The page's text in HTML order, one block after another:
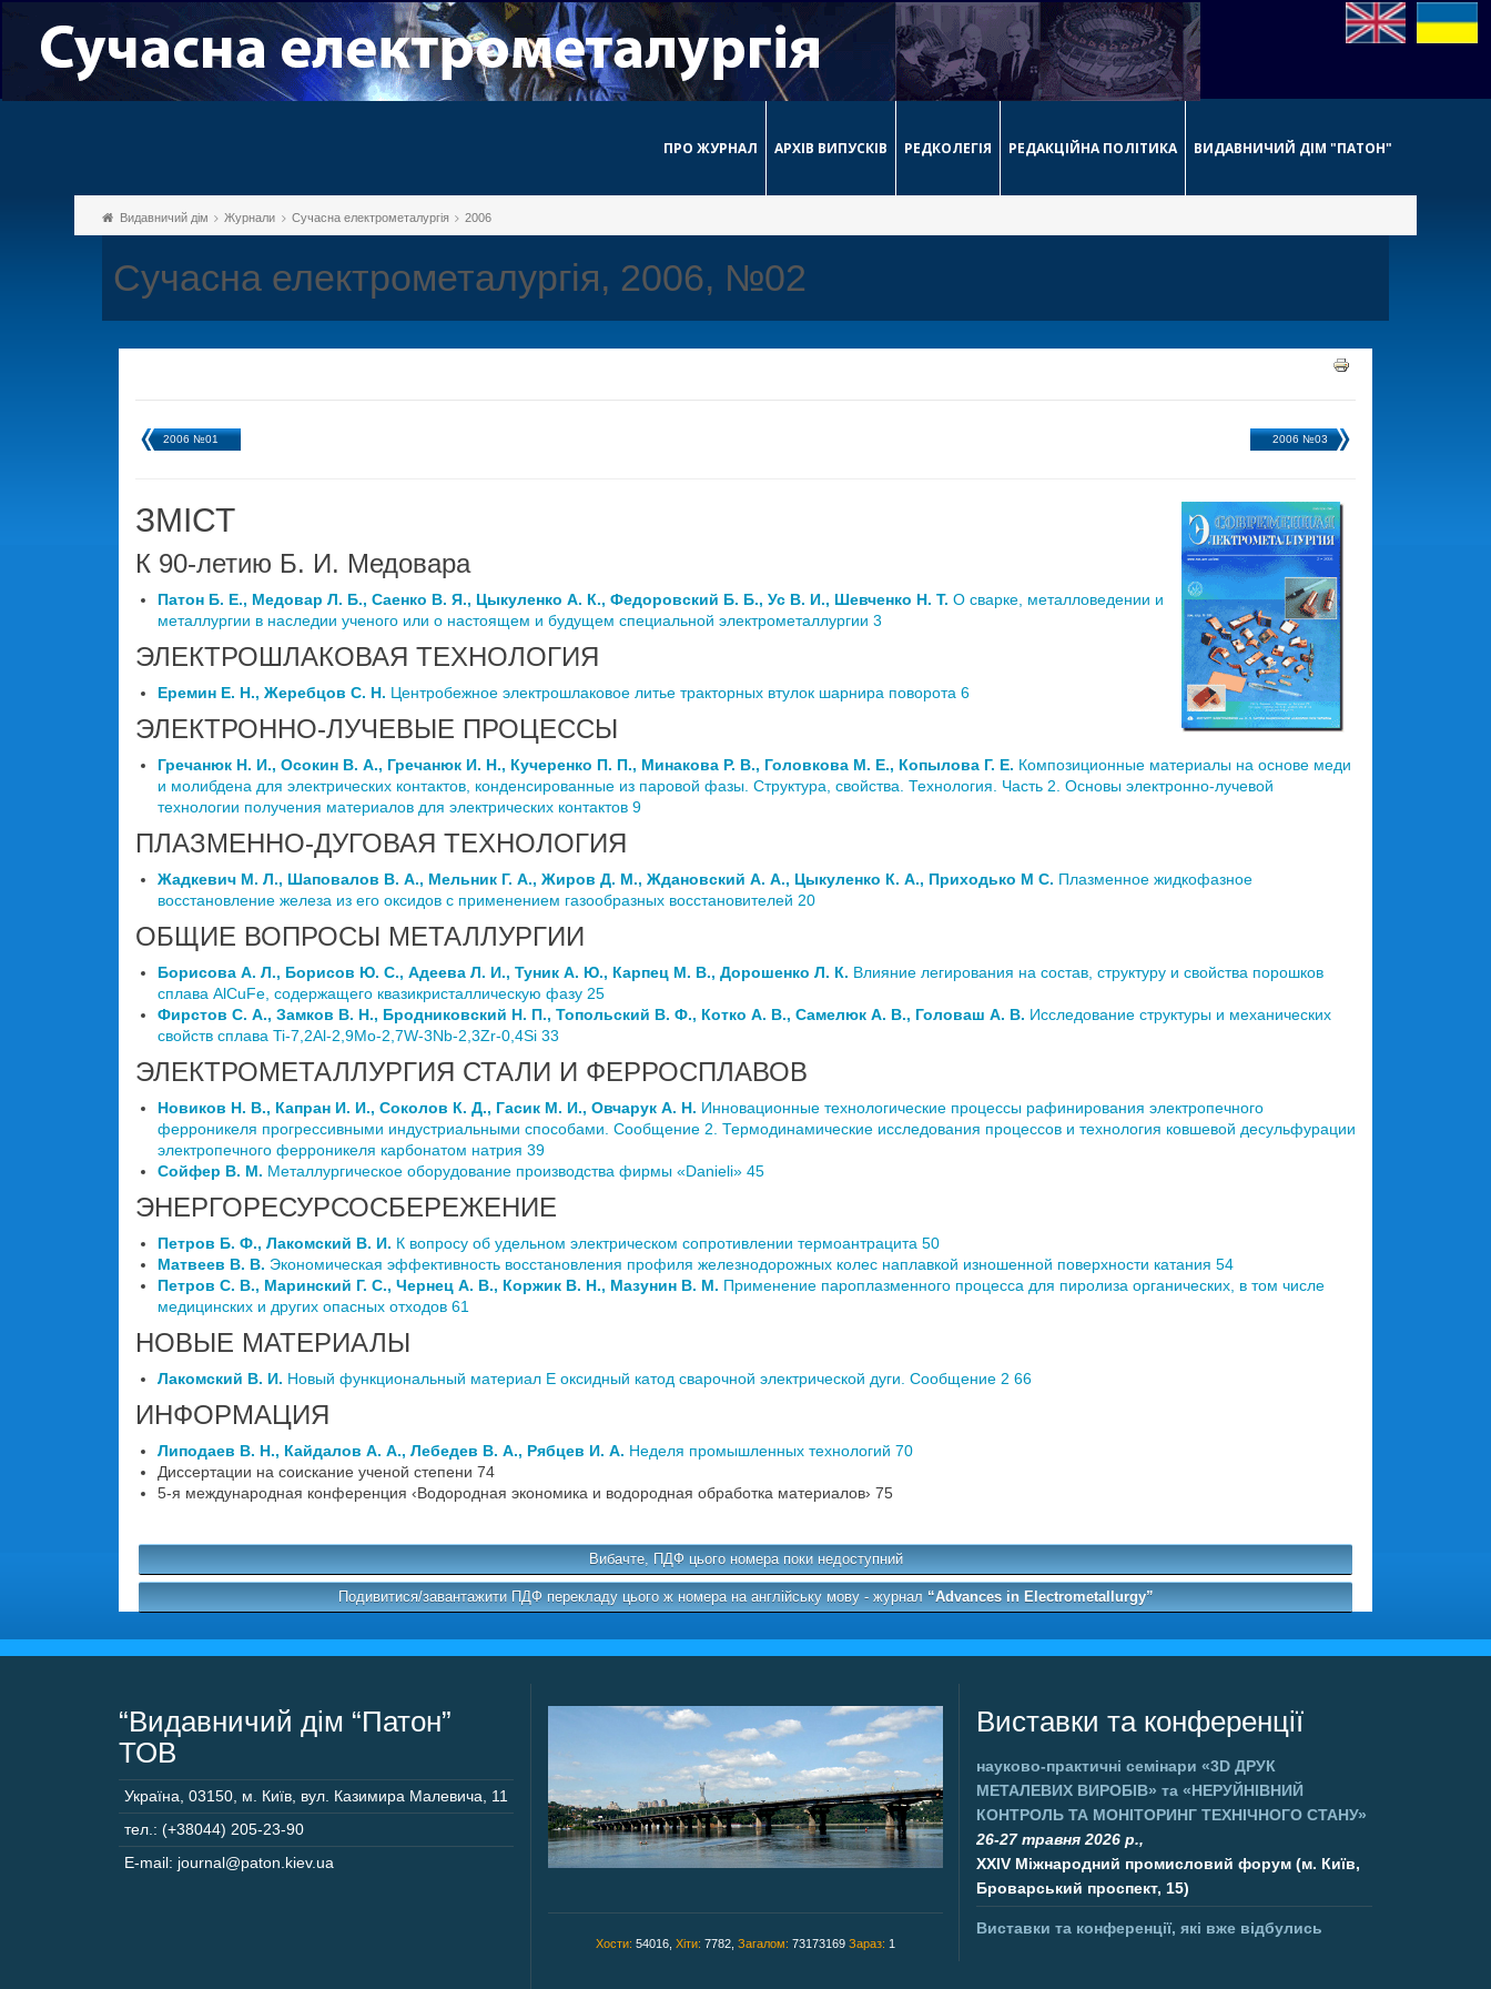
ПРО ЖУРНАЛ АРХІВ ВИПУСКІВ РЕДКОЛЕГІЯ РЕДАКЦІЙНА ПОЛІТИКА ВИДАВНИЧИЙ ДІМ "ПАТОН"
Видавничий дім Журнали Сучасна електрометалургія 2006
Сучасна електрометалургія, 2006, №02
2006 №01 2006 №03
ЗМІСТ
К 90-летию Б. И. Медовара
Патон Б. Е., Медовар Л. Б., Саенко В. Я., Цыкуленко А. К., Федоровский Б. Б., Ус В. И., Шевченко Н. Т. О сварке, металловедении и
металлургии в наследии ученого или о настоящем и будущем специальной электрометаллургии 3
ЭЛЕКТРОШЛАКОВАЯ ТЕХНОЛОГИЯ
Еремин Е. Н., Жеребцов С. Н. Центробежное электрошлаковое литье тракторных втулок шарнира поворота 6
ЭЛЕКТРОННО-ЛУЧЕВЫЕ ПРОЦЕССЫ
Гречанюк Н. И., Осокин В. А., Гречанюк И. Н., Кучеренко П. П., Минакова Р. В., Головкова М. Е., Копылова Г. Е. Композиционные материалы на основе меди
и молибдена для электрических контактов, конденсированные из паровой фазы. Структура, свойства. Технология. Часть 2. Основы электронно-лучевой
технологии получения материалов для электрических контактов 9
ПЛАЗМЕННО-ДУГОВАЯ ТЕХНОЛОГИЯ
Жадкевич М. Л., Шаповалов В. А., Мельник Г. А., Жиров Д. М., Ждановский А. А., Цыкуленко К. А., Приходько М С. Плазменное жидкофазное
восстановление железа из его оксидов с применением газообразных восстановителей 20
ОБЩИЕ ВОПРОСЫ МЕТАЛЛУРГИИ
Борисова А. Л., Борисов Ю. С., Адеева Л. И., Туник А. Ю., Карпец М. В., Дорошенко Л. К. Влияние легирования на состав, структуру и свойства порошков
сплава AlCuFe, содержащего квазикристаллическую фазу 25
Фирстов С. А., Замков В. Н., Бродниковский Н. П., Топольский В. Ф., Котко А. В., Самелюк А. В., Головаш А. В. Исследование структуры и механических
свойств сплава Ti-7,2Al-2,9Mo-2,7W-3Nb-2,3Zr-0,4Si 33
ЭЛЕКТРОМЕТАЛЛУРГИЯ СТАЛИ И ФЕРРОСПЛАВОВ
Новиков Н. В., Капран И. И., Соколов К. Д., Гасик М. И., Овчарук А. Н. Инновационные технологические процессы рафинирования электропечного
ферроникеля прогрессивными индустриальными способами. Сообщение 2. Термодинамические исследования процессов и технология ковшевой десульфурации
электропечного ферроникеля карбонатом натрия 39
Сойфер В. М. Металлургическое оборудование производства фирмы «Danieli» 45
ЭНЕРГОРЕСУРСОСБЕРЕЖЕНИЕ
Петров Б. Ф., Лакомский В. И. К вопросу об удельном электрическом сопротивлении термоантрацита 50
Матвеев В. В. Экономическая эффективность восстановления профиля железнодорожных колес наплавкой изношенной поверхности катания 54
Петров С. В., Маринский Г. С., Чернец А. В., Коржик В. Н., Мазунин В. М. Применение пароплазменного процесса для пиролиза органических, в том числе
медицинских и других опасных отходов 61
НОВЫЕ МАТЕРИАЛЫ
Лакомский В. И. Новый функциональный материал Е оксидный катод сварочной электрической дуги. Сообщение 2 66
ИНФОРМАЦИЯ
Липодаев В. Н., Кайдалов А. А., Лебедев В. А., Рябцев И. А. Неделя промышленных технологий 70
Диссертации на соискание ученой степени 74
5-я международная конференция ‹Водородная экономика и водородная обработка материалов› 75
Вибачте, ПДФ цього номера поки недоступний
Подивитися/завантажити ПДФ перекладу цього ж номера на англійську мову - журнал “Advances in Electrometallurgy”
“Видавничий дім “Патон”
ТОВ
Україна 03150 м. Київ, вул. Казимира Малевича, 11
тел.: (+38044) 205-23-90
E-mail: journal@paton.kiev.ua
Хости: 54016, Хіти: 7782, Загалом: 73173169 Зараз: 1
Виставки та конференції
науково-практичні семінари«3D ДРУК
МЕТАЛЕВИХ ВИРОБІВ» та«НЕРУЙНІВНИЙ
КОНТРОЛЬ ТА МОНІТОРИНГ ТЕХНІЧНОГО СТАНУ»
26-27 травня 2026 р.,
XXIV Міжнародний промисловий форум (м. Київ,
Броварський проспект, 15)
Виставки та конференції, які вже відбулись